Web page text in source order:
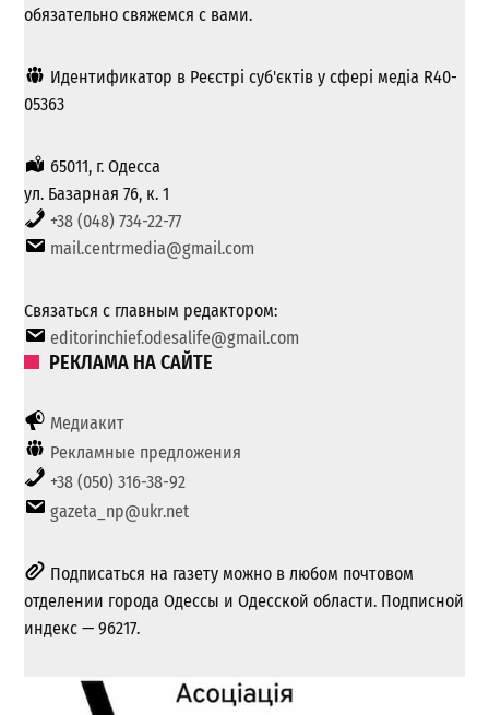
обязательно свяжемся с вами.
Идентификатор в Реєстрі суб'єктів у сфері медіа R40-
05363
65011, г. Одесса
ул. Базарная 76, к. 1
+38 (048) 734-22-77
mail.centrmedia@gmail.com
Связаться с главным редактором:
editorinchief.odesalife@gmail.com
РЕКЛАМА НА САЙТЕ
Медиакит
Рекламные предложения
+38 (050) 316-38-92
gazeta_np@ukr.net
Подписаться на газету можно в любом почтовом
отделении города Одессы и Одесской области. Подписной
индекс — 96217.